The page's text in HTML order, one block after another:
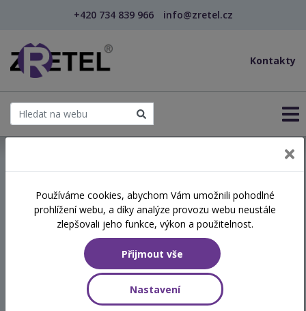
+420 734 839 966 info@zretel.cz
Kontakty
šablony
Ekohry, bylinky a
polytechnika pro ZŠ
(webinář)
Používáme cookies, abychom Vám umožnili pohodlné
prohlížení webu, a díky analýze provozu webu neustále
zlepšovali jeho funkce, výkon a použitelnost.
Přijmout vše
Nastavení